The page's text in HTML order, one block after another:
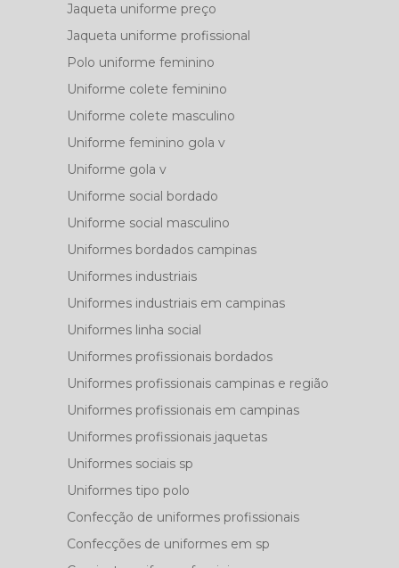
Jaqueta uniforme preço
Jaqueta uniforme profissional
Polo uniforme feminino
Uniforme colete feminino
Uniforme colete masculino
Uniforme feminino gola v
Uniforme gola v
Uniforme social bordado
Uniforme social masculino
Uniformes bordados campinas
Uniformes industriais
Uniformes industriais em campinas
Uniformes linha social
Uniformes profissionais bordados
Uniformes profissionais campinas e região
Uniformes profissionais em campinas
Uniformes profissionais jaquetas
Uniformes sociais sp
Uniformes tipo polo
Confecção de uniformes profissionais
Confecções de uniformes em sp